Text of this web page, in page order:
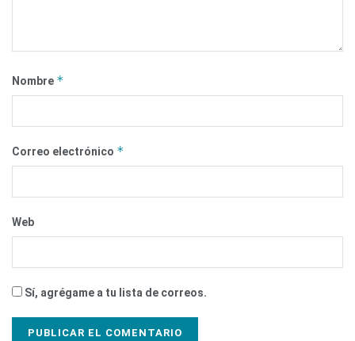
Nombre *
Correo electrónico *
Web
Sí, agrégame a tu lista de correos.